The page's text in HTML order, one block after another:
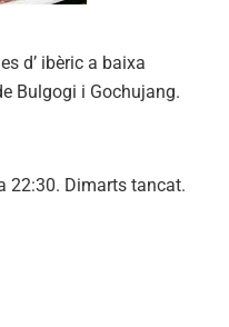
d’ ibèric a baixa
Bulgogi i Gochujang.
22:30. Dimarts tancat.